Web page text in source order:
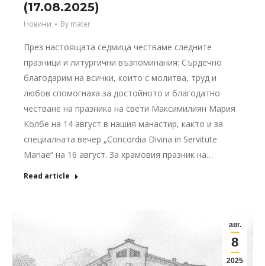
(17.08.2025)
Новини By mater
През настоящата седмица честваме следните
празници и литургични възпоминания: Сърдечно
благодарим на всички, които с молитва, труд и
любов спомогнаха за достойното и благодатно
честване на празника на свети Максимилиян Мария
Колбе на 14 август в нашия манастир, както и за
специалната вечер „Concordia Divina in Servitute
Mariae“ на 16 август. За храмовия празник на…
Read article
авг.
8
2025